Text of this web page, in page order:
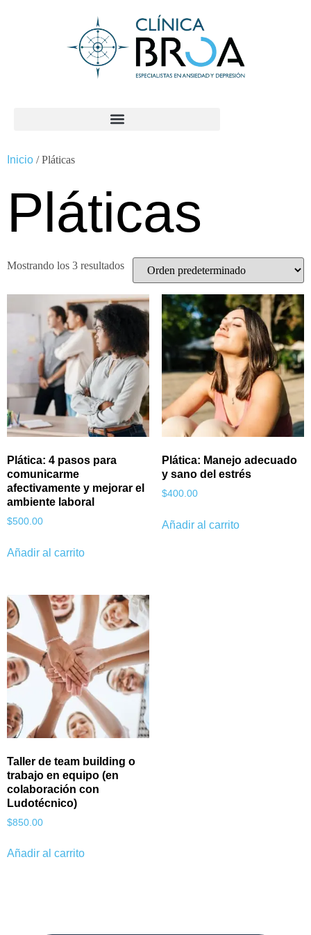
Inicio / Pláticas
Pláticas
Mostrando los 3 resultados
Plática: 4 pasos para
comunicarme
afectivamente y mejorar el
ambiente laboral
$500.00
Añadir al carrito
Plática: Manejo adecuado
y sano del estrés
$400.00
Añadir al carrito
Taller de team building o
trabajo en equipo (en
colaboración con
Ludotécnico)
$850.00
Añadir al carrito